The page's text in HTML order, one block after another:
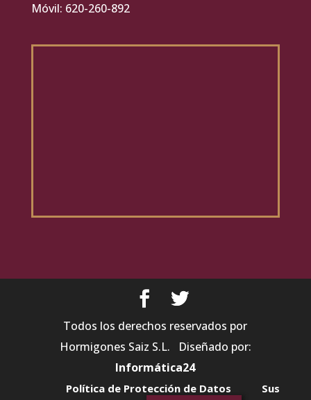
Móvil: 620-260-892
Todos los derechos reservados por
Hormigones Saiz S.L. Diseñado por:
Informática24
Política de Protección de Datos Sus